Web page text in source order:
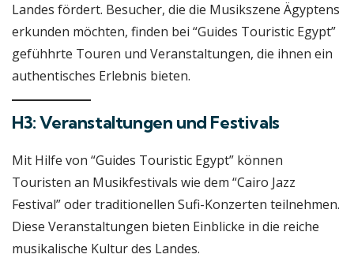
Landes fördert. Besucher, die die Musikszene Ägyptens
erkunden möchten, finden bei “Guides Touristic Egypt”
gefühhrte Touren und Veranstaltungen, die ihnen ein
authentisches Erlebnis bieten.
H3: Veranstaltungen und Festivals
Mit Hilfe von “Guides Touristic Egypt” können
Touristen an Musikfestivals wie dem “Cairo Jazz
Festival” oder traditionellen Sufi-Konzerten teilnehmen.
Diese Veranstaltungen bieten Einblicke in die reiche
musikalische Kultur des Landes.